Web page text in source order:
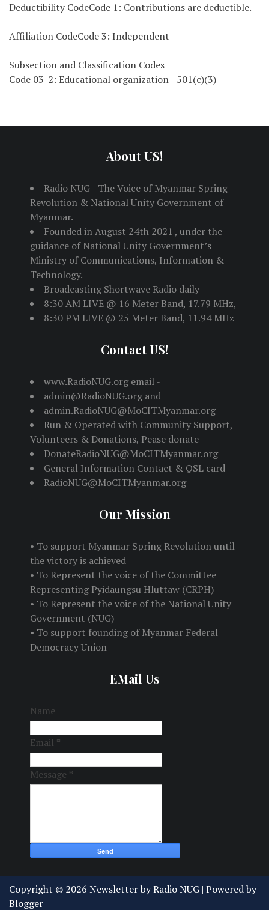
Deductibility CodeCode 1: Contributions are deductible.
Affiliation CodeCode 3: Independent
Subsection and Classification Codes
Code 03-2: Educational organization - 501(c)(3)
About US!
Radio NUG - The Voice of Myanmar Spring
Revolution & National Unity Government of
Myanmar.
Founded in August 24th 2021 , under the
guidance of National Unity Government’s
Ministry of Communications, Information &
Technology.
Broadcasting Shortwave Radio daily
8:30 AM LIVE @ 16 Meter Band, 17.79 MHz,
8:30 PM LIVE @ 25 Meter Band, 11.94 MHz
Contact US!
www.RadioNUG.org email -
admin@RadioNUG.org and
admin.RadioNUG@MoCITMyanmar.org
Run & Operated with Community Support,
Volunteers & Donations, Pease donate -
DonateRadioNUG@MoCITMyanmar.org
General Information Contact & QSL card -
RadioNUG@MoCITMyanmar.org
Our Mission
• To support Myanmar Spring Revolution until
the victory is achieved
• To Represent the voice of the Committee
Representing Pyidaungsu Hluttaw (CRPH)
• To Represent the voice of the National Unity
Government (NUG)
• To support founding of Myanmar Federal
Democracy Union
EMail Us
Name
Email *
Message *
Copyright © 2026 Newsletter by Radio NUG | Powered by
Blogger